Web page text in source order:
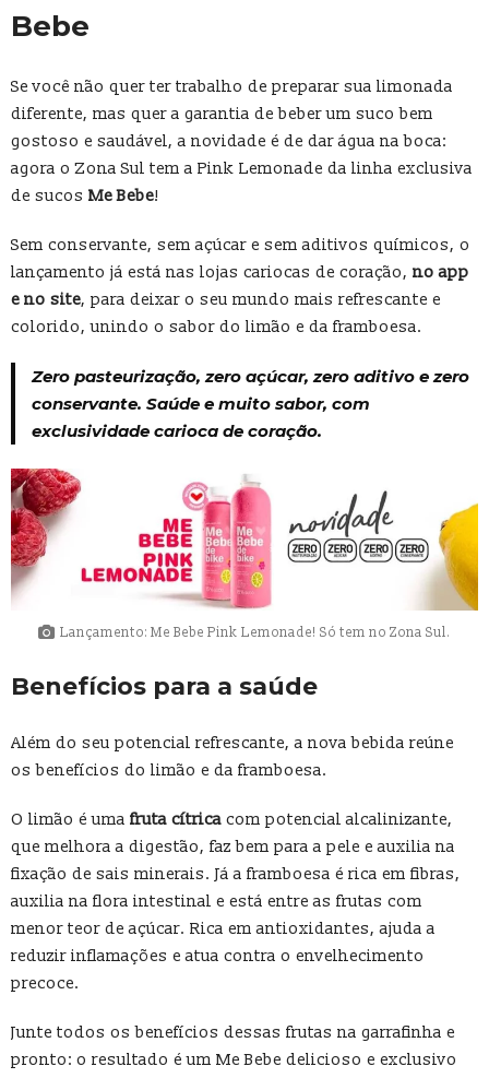
Bebe
Se você não quer ter trabalho de preparar sua limonada
diferente, mas quer a garantia de beber um suco bem
gostoso e saudável, a novidade é de dar água na boca:
agora o Zona Sul tem a Pink Lemonade da linha exclusiva
de sucos Me Bebe!
Sem conservante, sem açúcar e sem aditivos químicos, o
lançamento já está nas lojas cariocas de coração, no app
e no site, para deixar o seu mundo mais refrescante e
colorido, unindo o sabor do limão e da framboesa.
Zero pasteurização, zero açúcar, zero aditivo e zero
conservante. Saúde e muito sabor, com
exclusividade carioca de coração.
Lançamento: Me Bebe Pink Lemonade! Só tem no Zona Sul.
Benefícios para a saúde
Além do seu potencial refrescante, a nova bebida reúne
os benefícios do limão e da framboesa.
O limão é uma fruta cítrica com potencial alcalinizante,
que melhora a digestão, faz bem para a pele e auxilia na
fixação de sais minerais. Já a framboesa é rica em fibras,
auxilia na flora intestinal e está entre as frutas com
menor teor de açúcar. Rica em antioxidantes, ajuda a
reduzir inflamações e atua contra o envelhecimento
precoce.
Junte todos os benefícios dessas frutas na garrafinha e
pronto: o resultado é um Me Bebe delicioso e exclusivo